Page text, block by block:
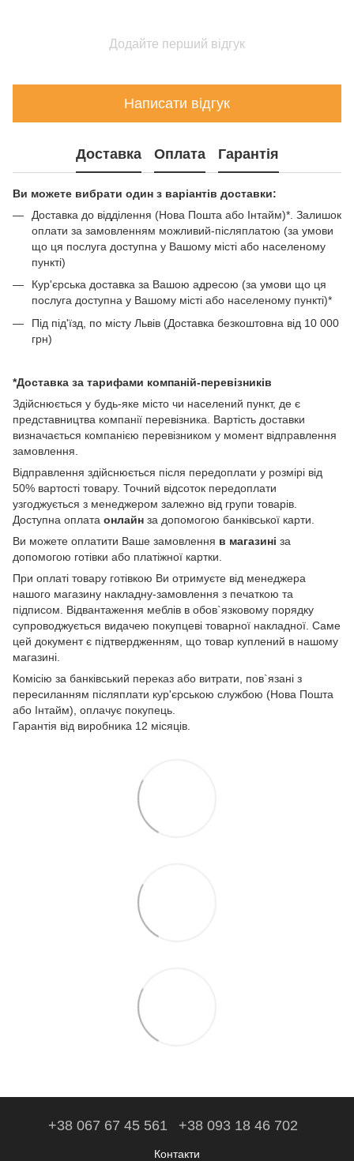
Додайте перший відгук
Написати відгук
Доставка Оплата Гарантія
Ви можете вибрати один з варіантів доставки:
Доставка до відділення (Нова Пошта або Інтайм)*. Залишок
оплати за замовленням можливий-післяплатою (за умови
що ця послуга доступна у Вашому місті або населеному
пункті)
Кур'єрська доставка за Вашою адресою (за умови що ця
послуга доступна у Вашому місті або населеному пункті)*
Під під'їзд, по місту Львів (Доставка безкоштовна від 10 000
грн)
*Доставка за тарифами компаній-перевізників
Здійснюється у будь-яке місто чи населений пункт, де є
представництва компанії перевізника. Вартість доставки
визначається компанією перевізником у момент відправлення
замовлення.
Відправлення здійснюється після передоплати у розмірі від
50% вартості товару. Точний відсоток передоплати
узгоджується з менеджером залежно від групи товарів.
Доступна оплата онлайн за допомогою банківської карти.
Ви можете оплатити Ваше замовлення в магазині за
допомогою готівки або платіжної картки.
При оплаті товару готівкою Ви отримуєте від менеджера
нашого магазину накладну-замовлення з печаткою та
підписом. Відвантаження меблів в обов`язковому порядку
супроводжується видачею покупцеві товарної накладної. Саме
цей документ є підтвердженням, що товар куплений в нашому
магазині.
Комісію за банківський переказ або витрати, пов`язані з
пересиланням післяплати кур'єрською службою (Нова Пошта
або Інтайм), оплачує покупець.
Гарантія від виробника 12 місяців.
+38 067 67 45 561 +38 093 18 46 702
Контакти